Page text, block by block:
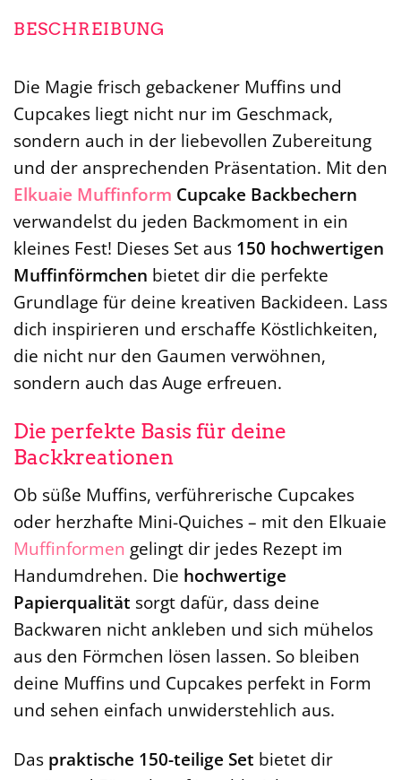
BESCHREIBUNG
Die Magie frisch gebackener Muffins und
Cupcakes liegt nicht nur im Geschmack,
sondern auch in der liebevollen Zubereitung
und der ansprechenden Präsentation. Mit den
Elkuaie Muffinform Cupcake Backbechern
verwandelst du jeden Backmoment in ein
kleines Fest! Dieses Set aus 150 hochwertigen
Muffinförmchen bietet dir die perfekte
Grundlage für deine kreativen Backideen. Lass
dich inspirieren und erschaffe Köstlichkeiten,
die nicht nur den Gaumen verwöhnen,
sondern auch das Auge erfreuen.
Die perfekte Basis für deine
Backkreationen
Ob süße Muffins, verführerische Cupcakes
oder herzhafte Mini-Quiches – mit den Elkuaie
Muffinformen gelingt dir jedes Rezept im
Handumdrehen. Die hochwertige
Papierqualität sorgt dafür, dass deine
Backwaren nicht ankleben und sich mühelos
aus den Förmchen lösen lassen. So bleiben
deine Muffins und Cupcakes perfekt in Form
und sehen einfach unwiderstehlich aus.
Das praktische 150-teilige Set bietet dir